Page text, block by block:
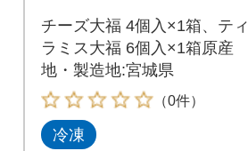
チーズ大福 4個入×1箱、ティ
ラミス大福 6個入×1箱原産
地・製造地:宮城県
（0件）
冷凍